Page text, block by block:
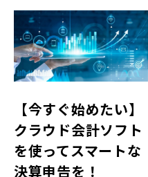
【今すぐ始めたい】
クラウド会計ソフト
を使ってスマートな
決算申告を！